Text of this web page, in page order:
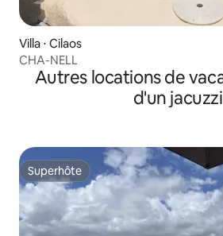
Villa ⋅ Cilaos
CHA-NELL
Autres locations de
d'un jacuzzi
Superhôte
Superhôte